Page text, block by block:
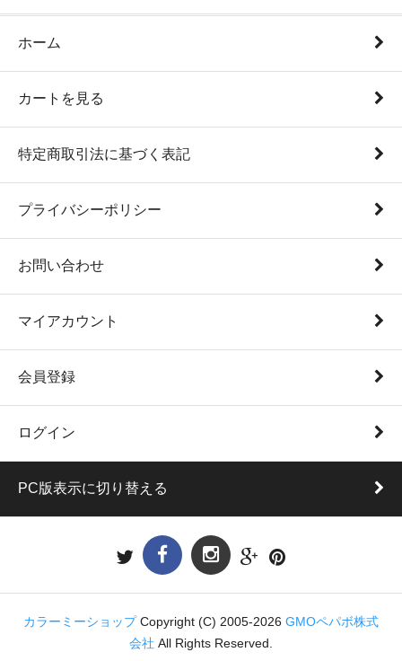
ホーム
カートを見る
特定商取引法に基づく表記
プライバシーポリシー
お問い合わせ
マイアカウント
会員登録
ログイン
PC版表示に切り替える
カラーミーショップ Copyright (C) 2005-2026 GMOペパボ株式
会社 All Rights Reserved.